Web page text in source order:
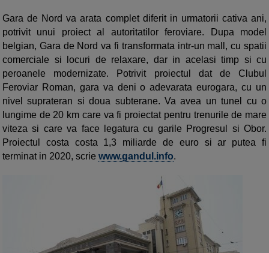
Gara de Nord va arata complet diferit in urmatorii cativa ani,
potrivit unui proiect al autoritatilor feroviare. Dupa model
belgian, Gara de Nord va fi transformata intr-un mall, cu spatii
comerciale si locuri de relaxare, dar in acelasi timp si cu
peroanele modernizate. Potrivit proiectul dat de Clubul
Feroviar Roman, gara va deni o adevarata eurogara, cu un
nivel suprateran si doua subterane. Va avea un tunel cu o
lungime de 20 km care va fi proiectat pentru trenurile de mare
viteza si care va face legatura cu garile Progresul si Obor.
Proiectul costa costa 1,3 miliarde de euro si ar putea fi
terminat in 2020, scrie www.gandul.info.